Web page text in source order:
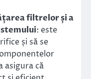
filtrelor și a
: este
și să se
asigura că